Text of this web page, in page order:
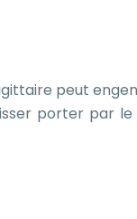
peut
porter par